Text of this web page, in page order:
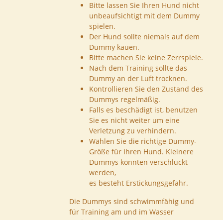
Bitte lassen Sie Ihren Hund nicht
unbeaufsichtigt mit dem Dummy
spielen.
Der Hund sollte niemals auf dem
Dummy kauen.
Bitte machen Sie keine Zerrspiele.
Nach dem Training sollte das
Dummy an der Luft trocknen.
Kontrollieren Sie den Zustand des
Dummys regelmäßig.
Falls es beschädigt ist, benutzen
Sie es nicht weiter um eine
Verletzung zu verhindern.
Wählen Sie die richtige Dummy-
Größe für Ihren Hund. Kleinere
Dummys könnten verschluckt
werden,
es besteht Erstickungsgefahr.
Die Dummys sind schwimmfähig und
für Training am und im Wasser